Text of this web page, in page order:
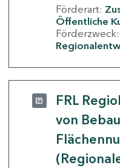
Förderart:
Öffentliche
Förderzweck:
FRL
von